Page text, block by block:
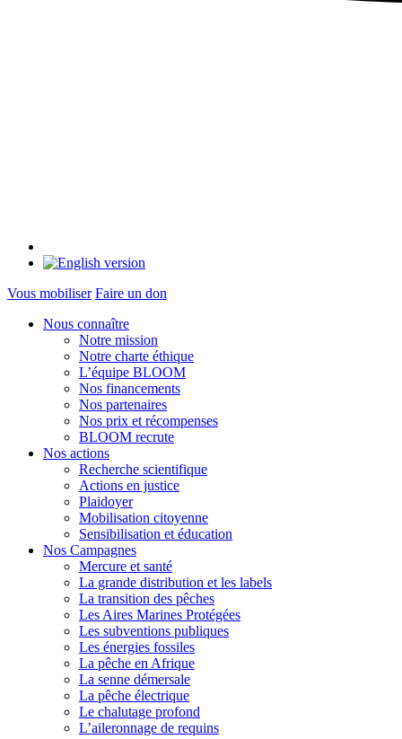
Vous mobiliser Faire un don
Nous connaître
Notre mission
Notre charte éthique
L’équipe BLOOM
Nos financements
Nos partenaires
Nos prix et récompenses
BLOOM recrute
Nos actions
Recherche scientifique
Actions en justice
Plaidoyer
Mobilisation citoyenne
Sensibilisation et éducation
Nos Campagnes
Mercure et santé
La grande distribution et les labels
La transition des pêches
Les Aires Marines Protégées
Les subventions publiques
Les énergies fossiles
La pêche en Afrique
La senne démersale
La pêche électrique
Le chalutage profond
L’aileronnage de requins